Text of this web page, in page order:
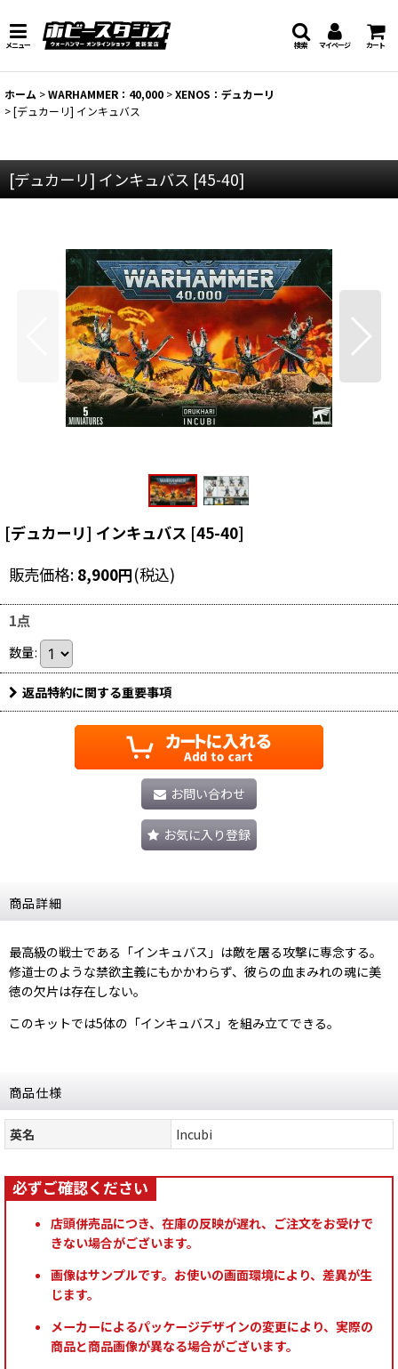
メニュー マイページ カート
検索
ホーム >WARHAMMER：40,000 >XENOS：デュカーリ
>[デュカーリ] インキュバス
[デュカーリ] インキュバス [45-40]
[デュカーリ] インキュバス [45-40]
販売価格: 8,900円(税込)
1点
数量:
返品特約に関する重要事項
お問い合わせ
お気に入り登録
商品詳細
最高級の戦士である「インキュバス」は敵を屠る攻撃に専念する。
修道士のような禁欲主義にもかかわらず、彼らの血まみれの魂に美
徳の欠片は存在しない。
このキットでは5体の「インキュバス」を組み立てできる。
商品仕様
英名 Incubi
店頭併売品につき、在庫の反映が遅れ、ご注文をお受けで
きない場合がございます。
画像はサンプルです。お使いの画面環境により、差異が生
じます。
メーカーによるパッケージデザインの変更により、実際の
商品と商品画像が異なる場合がございます。